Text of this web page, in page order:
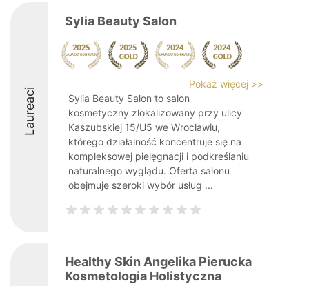
Laureaci
Sylia Beauty Salon
Pokaż więcej >>
Sylia Beauty Salon to salon
kosmetyczny zlokalizowany przy ulicy
Kaszubskiej 15/U5 we Wrocławiu,
którego działalność koncentruje się na
kompleksowej pielęgnacji i podkreślaniu
naturalnego wyglądu. Oferta salonu
obejmuje szeroki wybór usług ...
Healthy Skin Angelika Pierucka
Kosmetologia Holistyczna